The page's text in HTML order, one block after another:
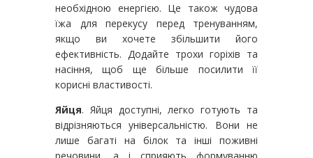
необхідною енергією. Це також чудова
їжа для перекусу перед тренуванням,
якщо ви хочете збільшити його
ефективність. Додайте трохи горіхів та
насіння, щоб ще більше посилити її
корисні властивості.
Яйця. Яйця доступні, легко готують та
відрізняються універсальністю. Вони не
лише багаті на білок та інші поживні